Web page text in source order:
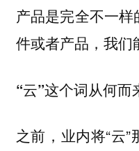
产品是完全不一
件或者产品，我们
“云”这个词从何而
之前，业内将“云